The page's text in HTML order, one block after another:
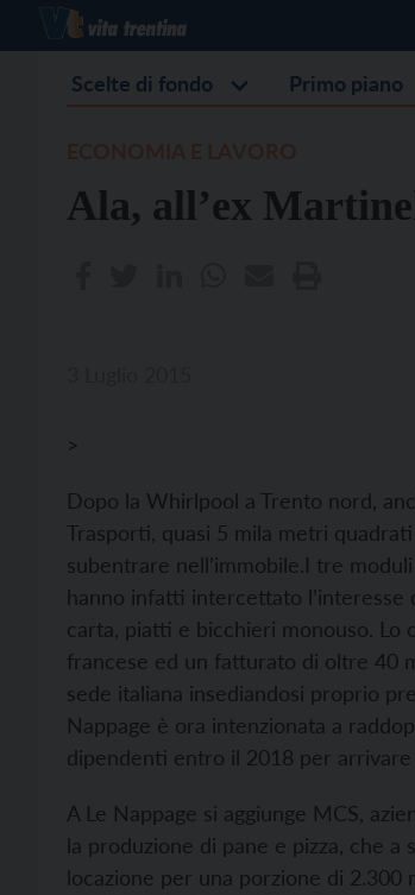
Scelte di fondo Primo piano
Ala, all’ex
>
Dopo la Whirlpool a Trento nord,
Trasporti, quasi 5 mila metri
subentrare nell’immobile.I tre
hanno infatti intercettato
carta, piatti e bicchieri monouso. Lo
francese ed un fatturato di oltre 40
sede italiana insediandosi proprio
Nappage è ora intenzionata a
dipendenti entro il 2018 per
A Le Nappage si aggiunge MCS,
la produzione di pane e pizza, che
locazione per una porzione di